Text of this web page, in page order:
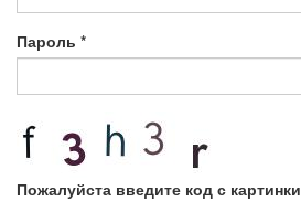
Пароль *
Пожалуйста введите код с картинки